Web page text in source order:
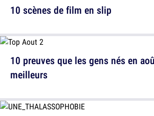
10 preuves que les gens nés en
meilleurs
10 scènes de film en slip